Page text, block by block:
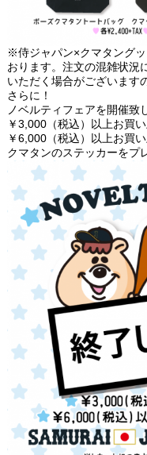
※侍ジャパン×クマタング
おります。注文の混雑状況
いただく場合がございます
さらに！
ノベルティフェアを開催致
￥3,000（税込）以上お買
￥6,000（税込）以上お買
クマタンのステッカーをプ